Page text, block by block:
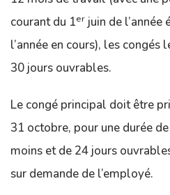
courant du 1er juin de l’année
l’année en cours), les
30 jours ouvrables.
Le congé principal doit être
31 octobre, pour une durée
moins et de 24 jours
sur demande de l’employé.